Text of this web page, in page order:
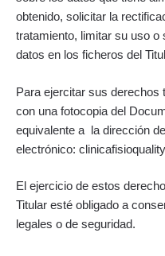
obtenido, solicitar la
tratamiento, limitar su uso o
datos en los ficheros del
Para ejercitar sus derechos
con una fotocopia del
equivalente a la dirección
electrónico:
El ejercicio de estos
Titular esté obligado a
legales o de seguridad.